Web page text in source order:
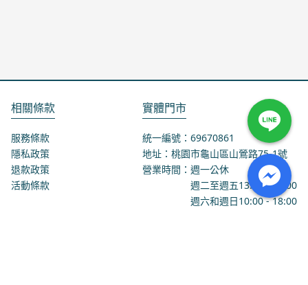
相關條款
服務條款
隱私政策
退款政策
活動條款
實體門市
統一編號：69670861
地址：桃園市龜山區山鶯路75-1號
營業時間：週一公休
週二至週五13:00 - 18:00
週六和週日10:00 - 18:00